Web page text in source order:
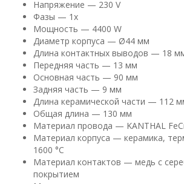
Напряжение — 230 V
Фазы — 1x
Мощность — 4400 W
Диаметр корпуса — Ø44 мм
Длина контактных выводов — 18
Передняя часть — 13 мм
Основная часть — 90 мм
Задняя часть — 9 мм
Длина керамической части — 112
Общая длина — 130 мм
Материал провода — KANTHAL
Материал корпуса — керамика,
1600 °C
Материал контактов — медь с
покрытием